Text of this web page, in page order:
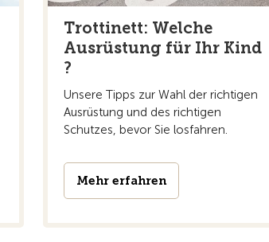
Trottinett: Welche
Ausrüstung für Ihr Kind
?
Unsere Tipps zur Wahl der richtigen
Ausrüstung und des richtigen
Schutzes, bevor Sie losfahren.
Mehr erfahren